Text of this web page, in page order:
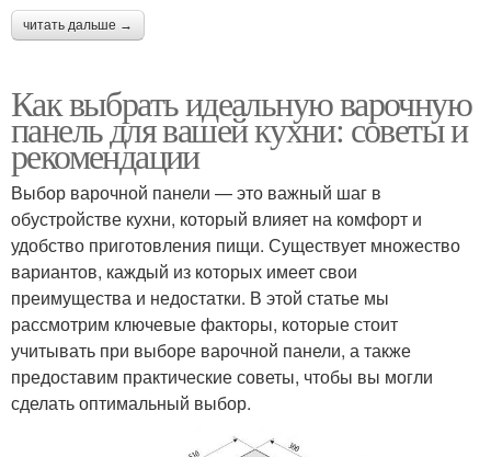
читать дальше →
Как выбрать идеальную варочную
панель для вашей кухни: советы и
рекомендации
Выбор варочной панели — это важный шаг в
обустройстве кухни, который влияет на комфорт и
удобство приготовления пищи. Существует множество
вариантов, каждый из которых имеет свои
преимущества и недостатки. В этой статье мы
рассмотрим ключевые факторы, которые стоит
учитывать при выборе варочной панели, а также
предоставим практические советы, чтобы вы могли
сделать оптимальный выбор.